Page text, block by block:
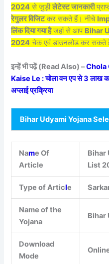
2024 से जुड़ीलेटेस्ट जानकारी
रेगुलर विजिटकर सकते हैं। नीचे
लिंक दिया गया हैजहां से आप Bihar
2024 चेक एवं डाउनलोड कर सकते
इन्हें भी पढ़ें (Read Also) –Chola
Kaise Le : चोला वन एप से 3 लाख
अप्लाई प्रक्रिया
Bihar Udyami Yojana
Name Of
Article
Bihar
List
Type of Article
Name of the
Yojana
Bihar
Download
Mode